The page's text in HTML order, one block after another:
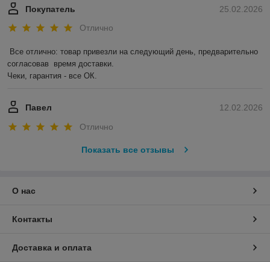
25.02.2026
Покупатель
Отлично
Все отлично: товар привезли на следующий день, предварительно
согласовав  время доставки.
Чеки, гарантия - все ОК.
12.02.2026
Павел
Отлично
Показать все отзывы
О нас
Контакты
Доставка и оплата